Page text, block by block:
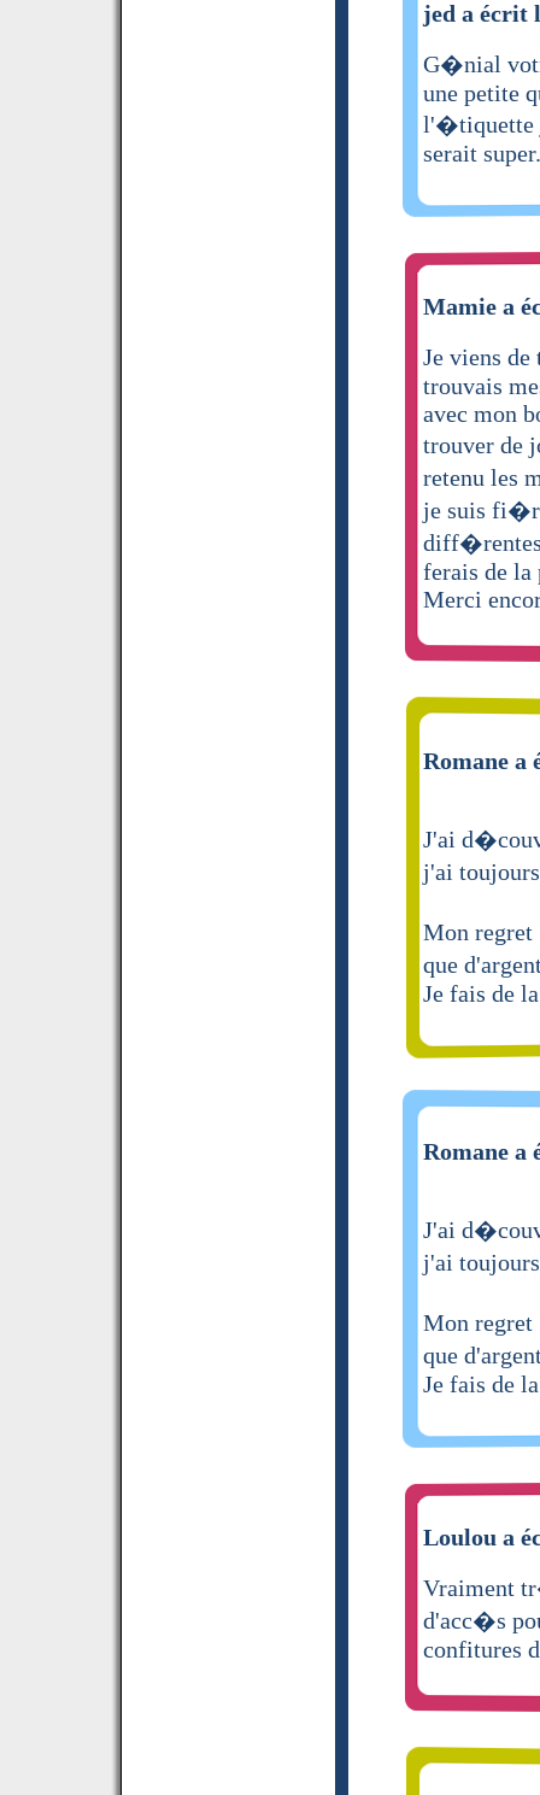
jed a écrit
G�nial
une petite
l'�tiquette
serait
Mamie a
Je viens
trouvais
avec mon
trouver de
retenu les
je suis
ferais de la
Merci
Romane a
J'ai
j'ai
Mon
que
Je fais de
Romane a
J'ai
j'ai
Mon
que
Je fais de
Loulou a
Vraiment
d'acc�s
confitures